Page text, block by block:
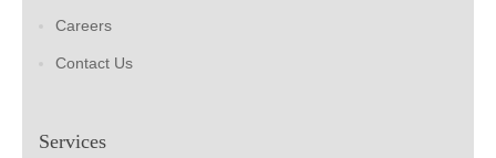
Careers
Contact Us
Services